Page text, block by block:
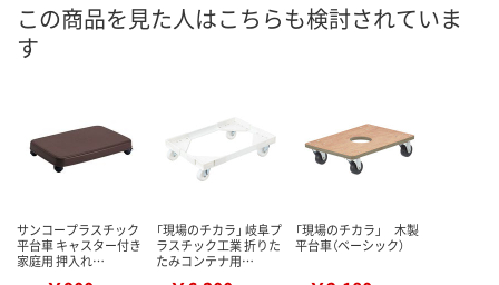
お届け日
カゴへ カゴへ
この商品を見た人はこちらも検討されていま
す
サンコープラスチック
平台車 キャスター付き
家庭用 押入れ…
「現場のチカラ」 岐阜プ
ラスチック工業 折りた
たみコンテナ用…
「現場のチカラ」 木製
平台車（ベーシック）